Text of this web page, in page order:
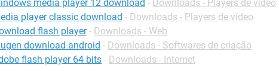
media player 12 download - Downloads - Players de vídeo
player classic download - Downloads - Players de vídeo
flash player - Downloads - Web
download android - Downloads - Softwares de criação
flash player 64 bits - Downloads - Internet